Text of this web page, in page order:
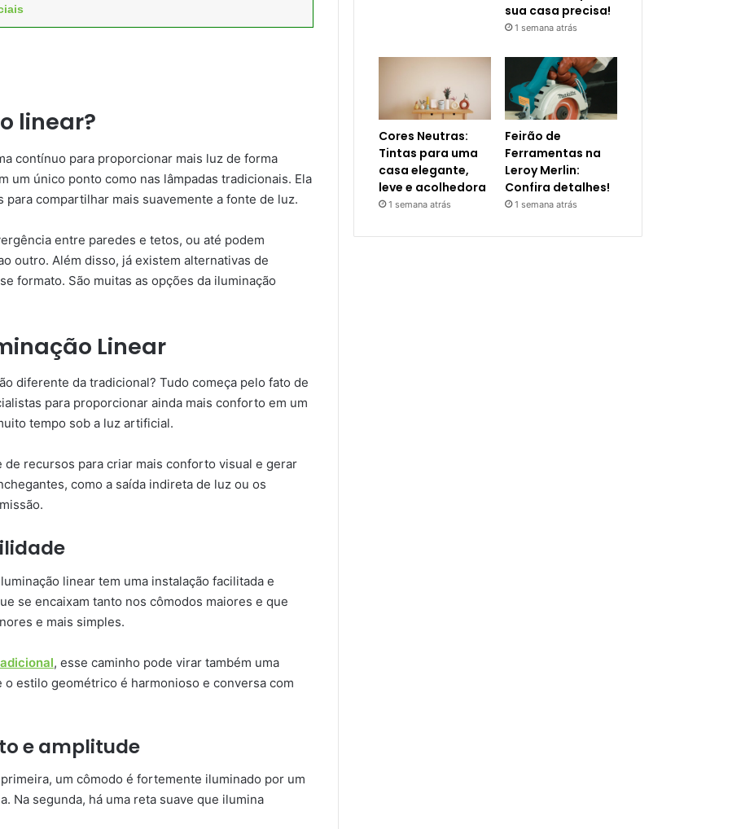
linear?
contínuo para proporcionar mais luz de forma
um único ponto como nas lâmpadas tradicionais. Ela
compartilhar mais suavemente a fonte de luz.
entre paredes e tetos, ou até podem
outro. Além disso, já existem alternativas de
formato. São muitas as opções da iluminação
Linear
diferente da tradicional? Tudo começa pelo fato de
para proporcionar ainda mais conforto em um
tempo sob a luz artificial.
de recursos para criar mais conforto visual e gerar
como a saída indireta de luz ou os
linear tem uma instalação facilitada e
se encaixam tanto nos cômodos maiores e que
e mais simples.
, esse caminho pode virar também uma
estilo geométrico é harmonioso e conversa com
e amplitude
um cômodo é fortemente iluminado por um
Na segunda, há uma reta suave que ilumina
sua casa precisa!
1 semana atrás
Cores Neutras:
Tintas para uma
casa elegante,
leve e acolhedora
1 semana atrás
Feirão de
Ferramentas na
Leroy Merlin:
Confira detalhes!
1 semana atrás